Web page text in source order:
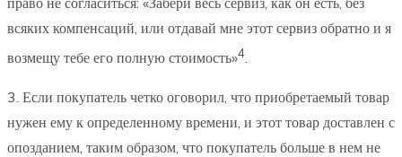
всяких компенсаций, или отдавай мне этот сервиз обратно и я
возмещу тебе его полную стоимость»4.
3. Если покупатель четко оговорил, что приобретаемый товар
нужен ему к определенному времени, и этот товар доставлен с
опозданием, таким образом, что покупатель больше в нем не